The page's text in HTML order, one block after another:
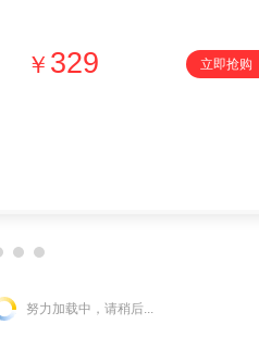
立即抢购
￥ 329
努力加载中，请稍后...